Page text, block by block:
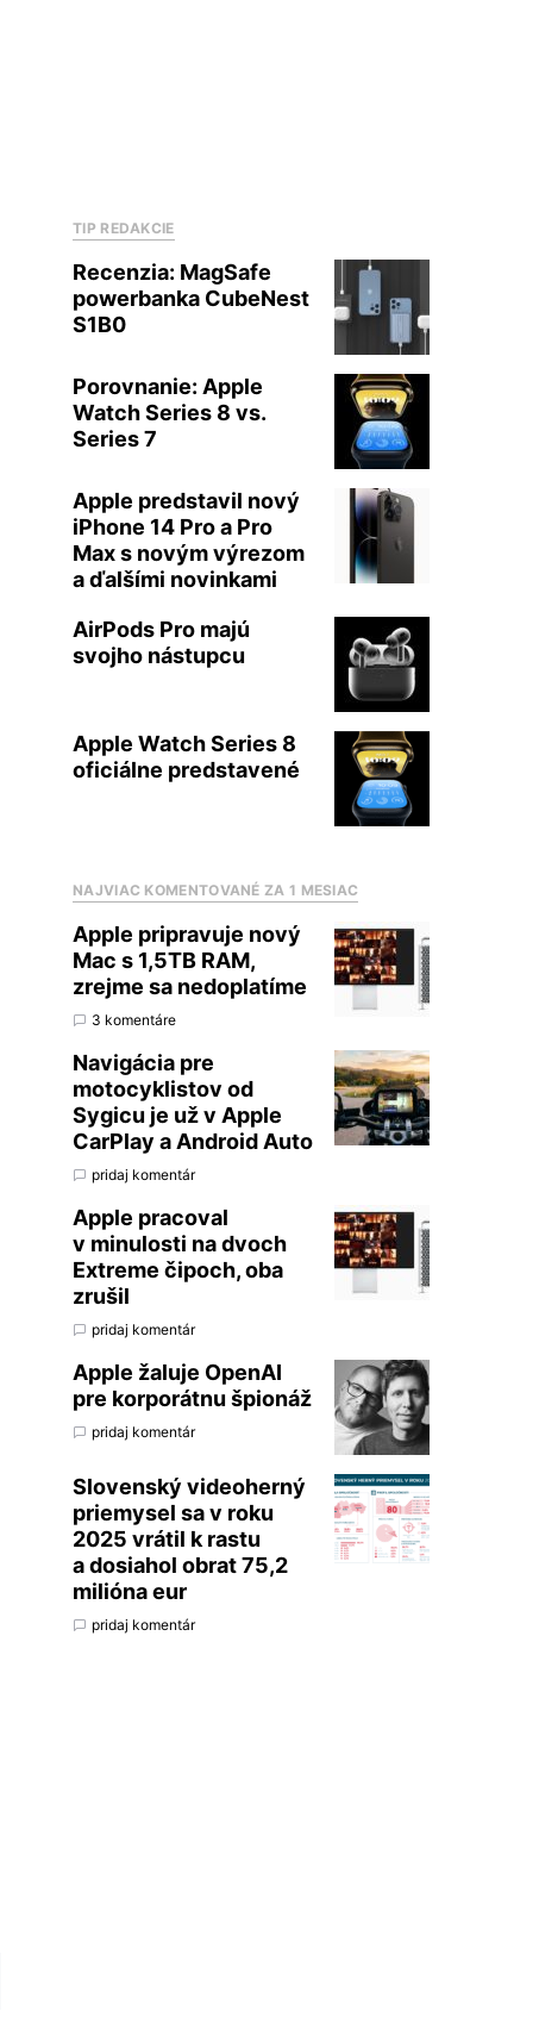
TIP REDAKCIE
Recenzia: MagSafe
powerbanka CubeNest
S1B0
Porovnanie: Apple
Watch Series 8 vs.
Series 7
Apple predstavil nový
iPhone 14 Pro a Pro
Max s novým výrezom
a ďalšími novinkami
AirPods Pro majú
svojho nástupcu
Apple Watch Series 8
oficiálne predstavené
NAJVIAC KOMENTOVANÉ ZA 1 MESIAC
Apple pripravuje nový
Mac s 1,5TB RAM,
zrejme sa nedoplatíme
3 komentáre
Navigácia pre
motocyklistov od
Sygicu je už v Apple
CarPlay a Android Auto
pridaj komentár
Apple pracoval
v minulosti na dvoch
Extreme čipoch, oba
zrušil
pridaj komentár
Apple žaluje OpenAI
pre korporátnu špionáž
pridaj komentár
Slovenský videoherný
priemysel sa v roku
2025 vrátil k rastu
a dosiahol obrat 75,2
milióna eur
pridaj komentár